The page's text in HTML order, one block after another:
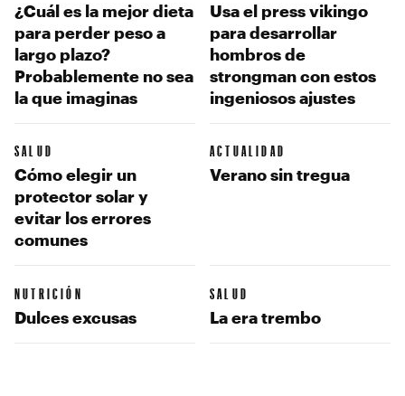
¿Cuál es la mejor dieta
para perder peso a
largo plazo?
Probablemente no sea
la que imaginas
Usa el press vikingo
para desarrollar
hombros de
strongman con estos
ingeniosos ajustes
SALUD
Cómo elegir un
protector solar y
evitar los errores
comunes
ACTUALIDAD
Verano sin tregua
NUTRICIÓN
Dulces excusas
SALUD
La era trembo